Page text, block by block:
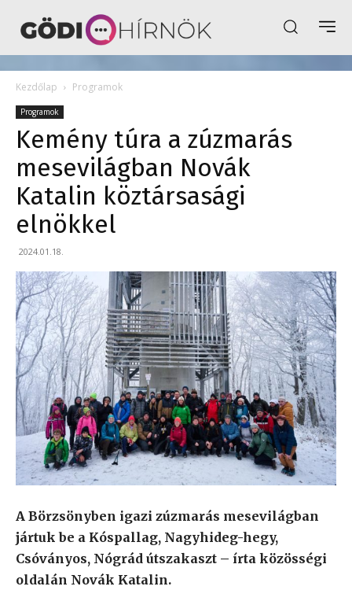
Kezdőlap Programok
Programok
Kemény túra a zúzmarás
mesevilágban Novák
Katalin köztársasági
elnökkel
2024.01.18.
A Börzsönyben igazi zúzmarás mesevilágban
jártuk be a Kóspallag, Nagyhideg-hegy,
Csóványos, Nógrád útszakaszt – írta közösségi
oldalán Novák Katalin.